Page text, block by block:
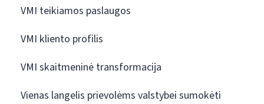
VMI teikiamos paslaugos
VMI kliento profilis
VMI skaitmeninė transformacija
Vienas langelis prievolėms valstybei sumokėti